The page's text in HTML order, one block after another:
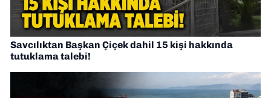
Savcılıktan Başkan Çiçek dahil 15 kişi hakkında
tutuklama talebi!